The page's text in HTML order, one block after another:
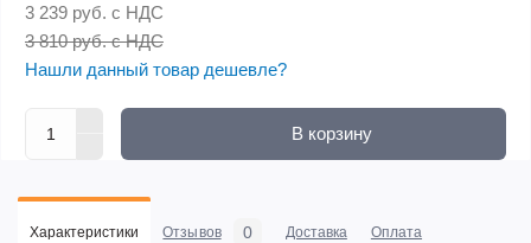
3 239 руб. с НДС
3 810 руб. с НДС
Нашли данный товар дешевле?
В корзину
Характеристики Отзывов 0 Доставка Оплата